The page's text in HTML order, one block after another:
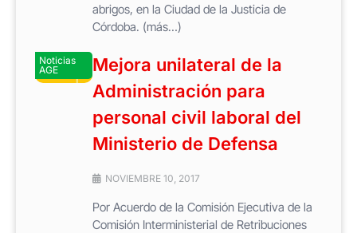
abrigos, en la Ciudad de la Justicia de
Córdoba. (más…)
Noticias
AGE
Mejora unilateral de la
Administración para
personal civil laboral del
Ministerio de Defensa
NOVIEMBRE 10, 2017
Por Acuerdo de la Comisión Ejecutiva de la
Comisión Interministerial de Retribuciones